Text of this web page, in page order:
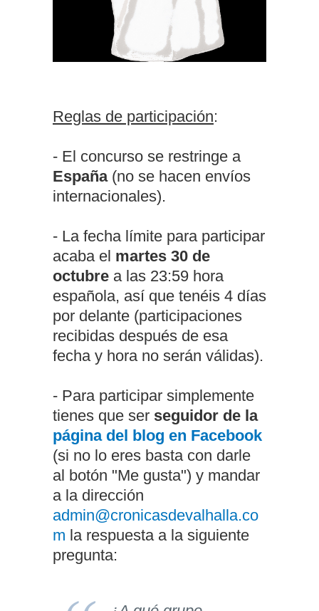
Reglas de participación:
- El concurso se restringe a
España(no se hacen envíos
internacionales).
- La fecha límite para participar
acaba el martes 30 de
octubre a las 23:59 hora
española, así que tenéis 4 días
por delante (participaciones
recibidas después de esa
fecha y hora no serán válidas).
- Para participar simplemente
tienes que ser seguidor de la
página del blog en Facebook
(si no lo eres basta con darle
al botón "Me gusta") y mandar
a la dirección
admin@cronicasdevalhalla.co
m la respuesta a la siguiente
pregunta: